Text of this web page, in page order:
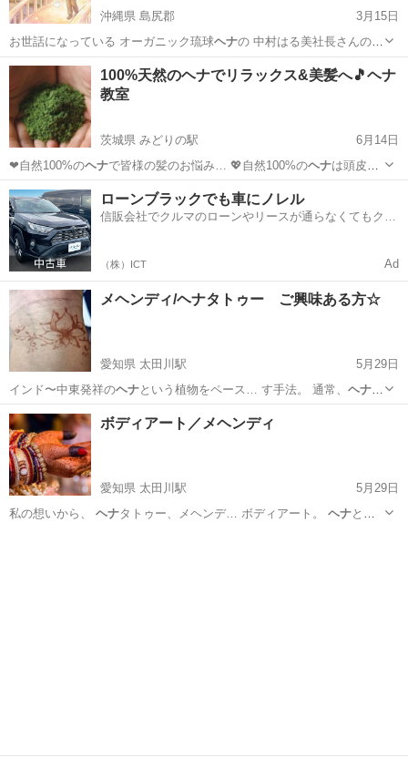
沖縄県 島尻郡
3月15日
お世話になっている オーガニック琉球ヘナの 中村はる美社長さんの物
語が、 …
沖縄 島尻郡 その他 漫画
100%天然のヘナでリラックス&美髪へ🎵ヘナ
教室
茨城県 みどりの駅
6月14日
❤︎自然100%のヘナ で皆様の髪のお悩み… 💖自然100%のヘナは頭皮に
優しく自然… 色に 💖傷んだ髪にヘナが付着しトリートメ… に 気にな
るけどヘナが自分に合わないか…
茨城 つくば市 みどりの駅 ヘアメイク
ローンブラックでも車にノレル
信販会社でクルマのローンやリースが通らなくてもクル
（株）ICT Ad
メヘンディ/ヘナタトゥー ご興味ある方☆
愛知県 太田川駅
5月29日
インド〜中東発祥のヘナという植物をペース… す手法。 通常、 ヘナの
色味が茶色っぽい… 間ほど染まります。ヘナは、日本でも最近白…
愛知 東海市 太田川駅 ヘナ
ボディアート／メヘンディ
愛知県 太田川駅
5月29日
私の想いから、 ヘナタトゥー、メヘンデ… ボディアート。 ヘナとい